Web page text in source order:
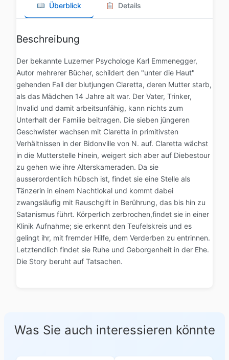
Überblick Details
Beschreibung
Der bekannte Luzerner Psychologe Karl Emmenegger,
Autor mehrerer Bücher, schildert den "unter die Haut"
gehenden Fall der blutjungen Claretta, deren Mutter starb,
als das Mädchen 14 Jahre alt war. Der Vater, Trinker,
Invalid und damit arbeitsunfähig, kann nichts zum
Unterhalt der Familie beitragen. Die sieben jüngeren
Geschwister wachsen mit Claretta in primitivsten
Verhältnissen in der Bidonville von N. auf. Claretta wächst
in die Mutterstelle hinein, weigert sich aber auf Diebestour
zu gehen wie ihre Alterskameraden. Da sie
ausserordentlich hübsch ist, findet sie eine Stelle als
Tänzerin in einem Nachtlokal und kommt dabei
zwangsläufig mit Rauschgift in Berührung, das bis hin zu
Satanismus führt. Körperlich zerbrochen,findet sie in einer
Klinik Aufnahme; sie erkennt den Teufelskreis und es
gelingt ihr, mit fremder Hilfe, dem Verderben zu entrinnen.
Letztendlich findet sie Ruhe und Geborgenheit in der Ehe.
Die Story beruht auf Tatsachen.
Was Sie auch interessieren könnte